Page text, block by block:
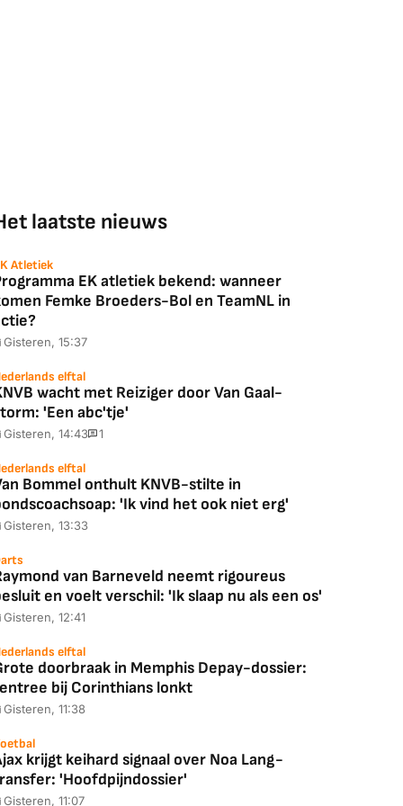
laatste nieuws
Atletiek
EK atletiek bekend: wanneer
Femke Broeders-Bol en TeamNL in
Gisteren, 15:37
elftal
wacht met Reiziger door Van Gaal-
'Een abc'tje'
Gisteren, 14:43 1
elftal
Bommel onthult KNVB-stilte in
'Ik vind het ook niet erg'
Gisteren, 13:33
van Barneveld neemt rigoureus
en voelt verschil: 'Ik slaap nu als een os'
Gisteren, 12:41
elftal
doorbraak in Memphis Depay-dossier:
bij Corinthians lonkt
Gisteren, 11:38
krijgt keihard signaal over Noa Lang-
'Hoofdpijndossier'
Gisteren, 11:07